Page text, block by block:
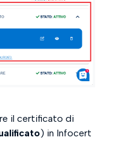
il certificato di
) in Infocert